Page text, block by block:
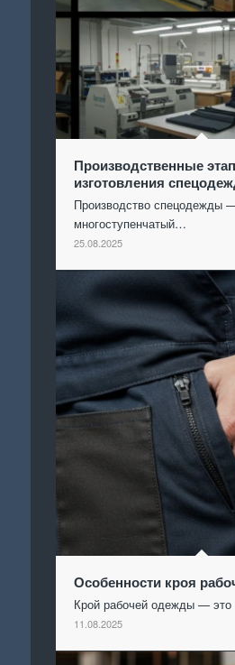
Производственные
изготовления
Производство спецодежды
многоступенчатый…
25.08.2025
Особенности кроя
Крой рабочей одежды —
11.08.2025